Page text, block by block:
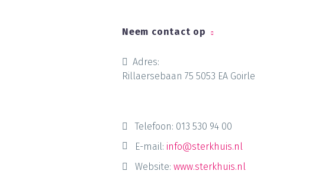
Neem contact op
Adres:
Rillaersebaan 75 5053 EA Goirle
Telefoon: 013 530 94 00
E-mail: info@sterkhuis.nl
Website: www.sterkhuis.nl